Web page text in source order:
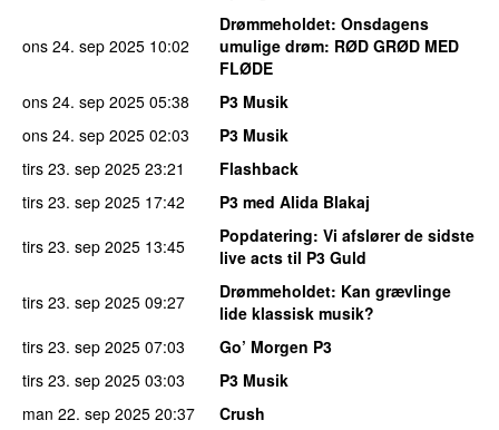
ons 24. sep 2025 10:02
Drømmeholdet: Onsdagens
umulige drøm: RØD GRØD MED
FLØDE
ons 24. sep 2025 05:38
P3 Musik
ons 24. sep 2025 02:03
P3 Musik
tirs 23. sep 2025 23:21
Flashback
tirs 23. sep 2025 17:42
P3 med Alida Blakaj
tirs 23. sep 2025 13:45 Popdatering: Vi afslører de sidste
live acts til P3 Guld
tirs 23. sep 2025 09:27 Drømmeholdet: Kan grævlinge
lide klassisk musik?
tirs 23. sep 2025 07:03
Go’ Morgen P3
tirs 23. sep 2025 03:03
P3 Musik
man 22. sep 2025 20:37
Crush